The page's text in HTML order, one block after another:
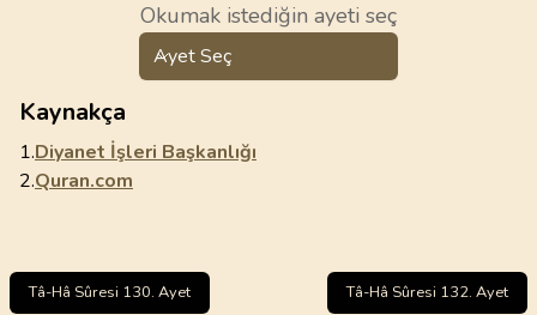
Okumak istediğin ayeti seç
Ayet Seç
Kaynakça
1.Diyanet İşleri Başkanlığı
2.Quran.com
Tâ-Hâ Sûresi 130. Ayet Tâ-Hâ Sûresi 132. Ayet